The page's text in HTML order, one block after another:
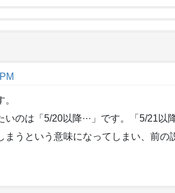
のは「5/20以降···」です。「5/21以
まうという意味になってしまい、前の